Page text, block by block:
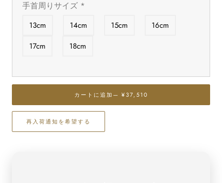
す
ク
ソ
ー
レ
ス
レ
す
ク
ソ
ー
レ
ス
レ
手首周りサイズ *
13cm 14cm 15cm
16cm
17cm
18cm
カートに追加— ¥37,510
再入荷通知を希望する